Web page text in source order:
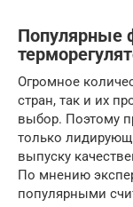
Популярные
Огромное
стран, так и их
выбор. Поэтому
только
выпуску
По мнению
популярными